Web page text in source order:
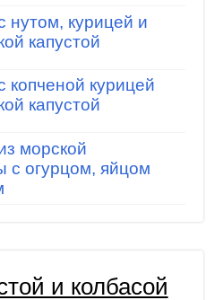
нутом, курицей и
капустой
копченой курицей
капустой
морской
с огурцом, яйцом
и колбасой